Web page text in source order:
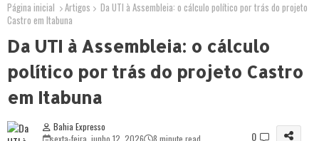
Página inicial Artigos
Da UTI à Assembleia: o cálculo político por trás do projeto
Castro em Itabuna
Da UTI à Assembleia: o cálculo
político por trás do projeto Castro
em Itabuna
Bahia Expresso
sexta-feira, junho 12, 2026
8 minute read 0